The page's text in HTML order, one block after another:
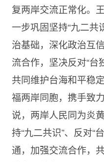
复两岸交流正常化。
一步巩固坚持“九二共
治基础，深化政治互
流合作，坚决反对“台
共同维护台海和平稳
福两岸同胞，携手致
说，两岸人民同为炎
持“九二共识”、反对“
通，加强交流合作，